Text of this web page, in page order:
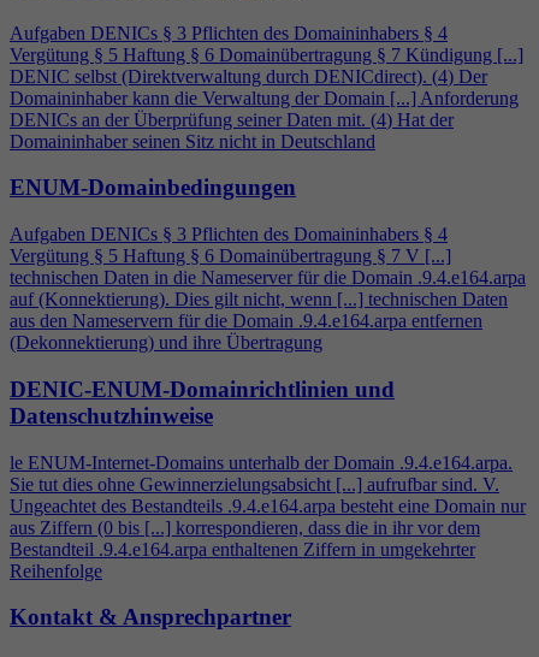
Aufgaben DENICs § 3 Pflichten des Domaininhabers § 4
Vergütung § 5 Haftung § 6 Domainübertragung § 7 Kündigung [...]
DENIC selbst (Direktverwaltung durch DENICdirect). (4) Der
Domaininhaber kann die Verwaltung der Domain [...] Anforderung
DENICs an der Überprüfung seiner Daten mit. (4) Hat der
Domaininhaber seinen Sitz nicht in Deutschland
ENUM-Domainbedingungen
Aufgaben DENICs § 3 Pflichten des Domaininhabers § 4
Vergütung § 5 Haftung § 6 Domainübertragung § 7 V [...]
technischen Daten in die Nameserver für die Domain .9.4.e164.arpa
auf (Konnektierung). Dies gilt nicht, wenn [...] technischen Daten
aus den Nameservern für die Domain .9.4.e164.arpa entfernen
(Dekonnektierung) und ihre Übertragung
DENIC-ENUM-Domainrichtlinien und
Datenschutzhinweise
le ENUM-Internet-Domains unterhalb der Domain .9.4.e164.arpa.
Sie tut dies ohne Gewinnerzielungsabsicht [...] aufrufbar sind. V.
Ungeachtet des Bestandteils .9.4.e164.arpa besteht eine Domain nur
aus Ziffern (0 bis [...] korrespondieren, dass die in ihr vor dem
Bestandteil .9.4.e164.arpa enthaltenen Ziffern in umgekehrter
Reihenfolge
Kontakt & Ansprechpartner